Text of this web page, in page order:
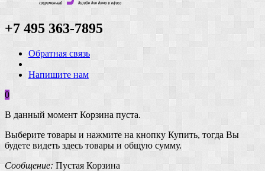
+7 495 363-7895
Обратная связь
Напишите нам
0
В данный момент Корзина пуста.
Выберите товары и нажмите на кнопку Купить, тогда Вы
будете видеть здесь товары и общую сумму.
Сообщение: Пустая Корзина